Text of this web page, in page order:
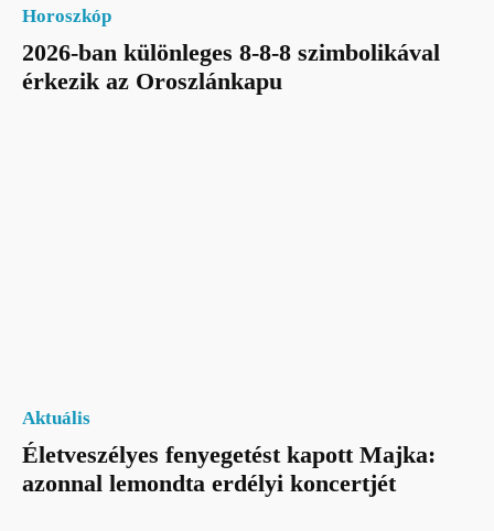
Horoszkóp
2026-ban különleges 8-8-8 szimbolikával
érkezik az Oroszlánkapu
Aktuális
Életveszélyes fenyegetést kapott Majka:
azonnal lemondta erdélyi koncertjét